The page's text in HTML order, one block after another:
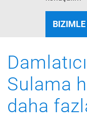
Sulama
daha